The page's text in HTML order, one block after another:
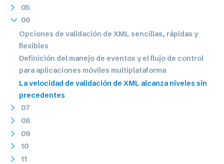
05
06
Opciones de validación de XML sencillas, rápidas y
flexibles
Definición del manejo de eventos y el flujo de control
para aplicaciones móviles multiplataforma
La velocidad de validación de XML alcanza niveles sin
precedentes
07
08
09
10
11